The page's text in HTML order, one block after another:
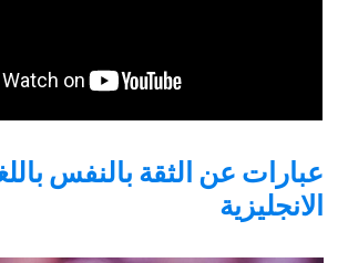
عبارات عن الثقة بالنفس
الانجليزية